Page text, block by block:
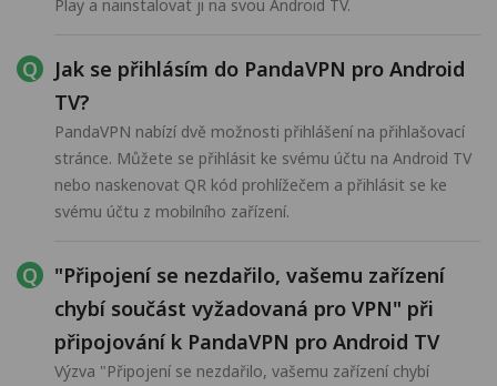
Play a nainstalovat ji na svou Android TV.
Jak se přihlásím do PandaVPN pro Android
TV?
PandaVPN nabízí dvě možnosti přihlášení na přihlašovací
stránce. Můžete se přihlásit ke svému účtu na Android TV
nebo naskenovat QR kód prohlížečem a přihlásit se ke
svému účtu z mobilního zařízení.
"Připojení se nezdařilo, vašemu zařízení
chybí součást vyžadovaná pro VPN" při
připojování k PandaVPN pro Android TV
Výzva "Připojení se nezdařilo, vašemu zařízení chybí